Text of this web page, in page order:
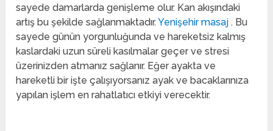
sayede damarlarda genişleme olur. Kan akışındaki
artış bu şekilde sağlanmaktadır.Yenişehir masaj. Bu
sayede günün yorgunluğunda ve hareketsiz kalmış
kaslardaki uzun süreli kasılmalar geçer ve stresi
üzerinizden atmanız sağlanır. Eğer ayakta ve
hareketli bir işte çalışıyorsanız ayak ve bacaklarınıza
yapılan işlem en rahatlatıcı etkiyi verecektir.